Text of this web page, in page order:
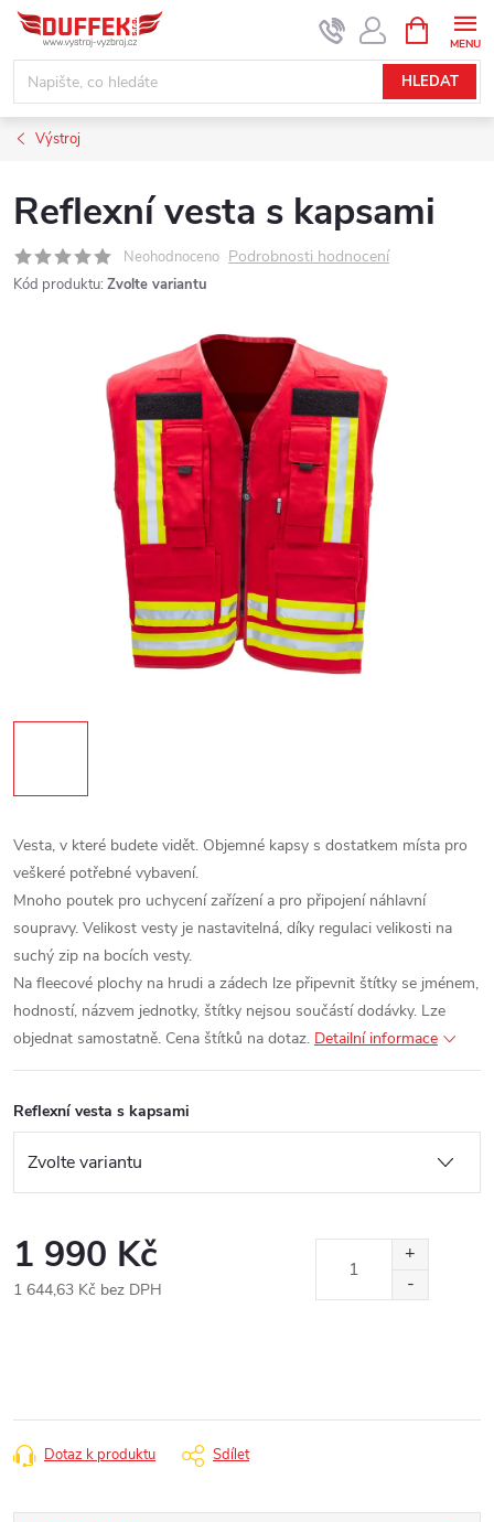
Přejít
obsah
HLEDAT
NÁKUPNÍ
KOŠÍK
Výstroj
Reflexní vesta s kapsami
Neohodnoceno Podrobnosti hodnocení
Kód produktu: Zvolte variantu
Vesta, v které budete vidět. Objemné kapsy s dostatkem místa pro
veškeré potřebné vybavení.
Mnoho poutek pro uchycení zařízení a pro připojení náhlavní
soupravy. Velikost vesty je nastavitelná, díky regulaci velikosti na
suchý zip na bocích vesty.
Na fleecové plochy na hrudi a zádech lze připevnit štítky se jménem,
hodností, názvem jednotky, štítky nejsou součástí dodávky. Lze
objednat samostatně. Cena štítků na dotaz. Detailní informace
Reflexní vesta s kapsami
1 990 Kč
1 644,63 Kč bez DPH
Dotaz k produktu Sdílet